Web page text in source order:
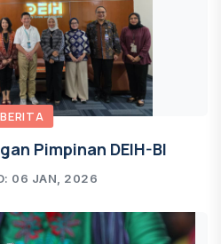
BERITA
Pimpinan DEIH-BI
06 JAN, 2026